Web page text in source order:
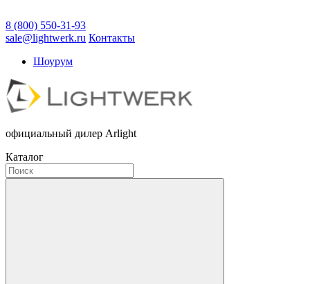
8 (800) 550-31-93
sale@lightwerk.ru Контакты
Шоурум
официальный дилер Arlight
Каталог